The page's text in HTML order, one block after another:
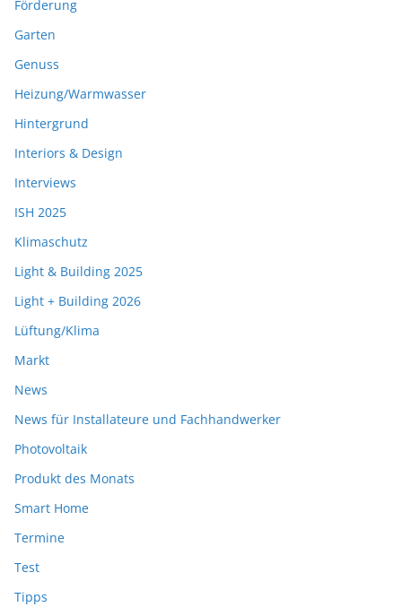
Förderung
Garten
Genuss
Heizung/Warmwasser
Hintergrund
Interiors & Design
Interviews
ISH 2025
Klimaschutz
Light & Building 2025
Light + Building 2026
Lüftung/Klima
Markt
News
News für Installateure und Fachhandwerker
Photovoltaik
Produkt des Monats
Smart Home
Termine
Test
Tipps